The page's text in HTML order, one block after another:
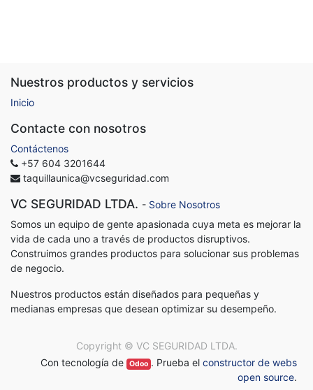
Nuestros productos y servicios
Inicio
Contacte con nosotros
Contáctenos
+57 604 3201644
taquillaunica@vcseguridad.com
VC SEGURIDAD LTDA. - Sobre Nosotros
Somos un equipo de gente apasionada cuya meta es mejorar la
vida de cada uno a través de productos disruptivos.
Construimos grandes productos para solucionar sus problemas
de negocio.
Nuestros productos están diseñados para pequeñas y
medianas empresas que desean optimizar su desempeño.
Copyright © VC SEGURIDAD LTDA.
Con tecnología de
Odoo . Prueba el constructor de webs
open source.